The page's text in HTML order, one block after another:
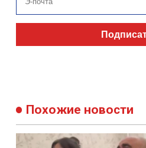
Похожие новости